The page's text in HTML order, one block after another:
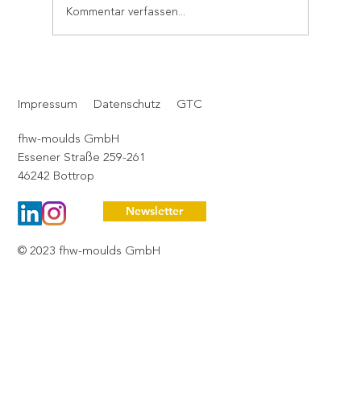
bewusst innezuhalten – und Danke zu
Kommentar verfassen...
fhw-moulds GmbH
Essener Straße 259-261
46242 Bottrop
© 2023 fhw-moulds GmbH
Impressum Datenschutz GTC
Newsletter